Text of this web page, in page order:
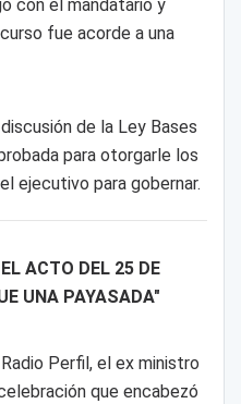
con el mandatario y
fue acorde a una
de la Ley Bases
para otorgarle los
ejecutivo para gobernar.
ACTO DEL 25 DE
UNA PAYASADA"
Perfil, el ex ministro
que encabezó